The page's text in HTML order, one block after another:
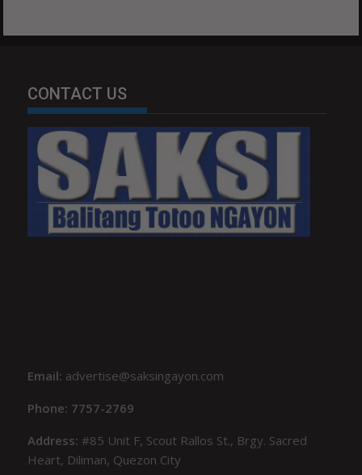
CONTACT US
Email: advertise@saksingayon.com
Phone: 7757-2769
Address:#85 Unit F, Scout Rallos St., Brgy. Sacred
Heart, Diliman, Quezon City